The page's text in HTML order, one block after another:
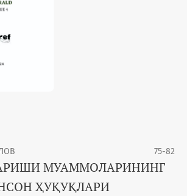
75-82
МУАММОЛАРИНИНГ
ҲУҚУҚЛАРИ